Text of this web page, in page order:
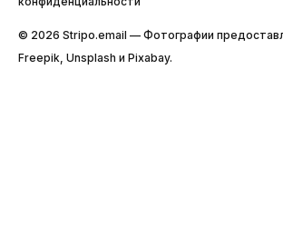
© 2026 Stripо.email — Фотографии
Freepik, Unsplash и Pixabay.